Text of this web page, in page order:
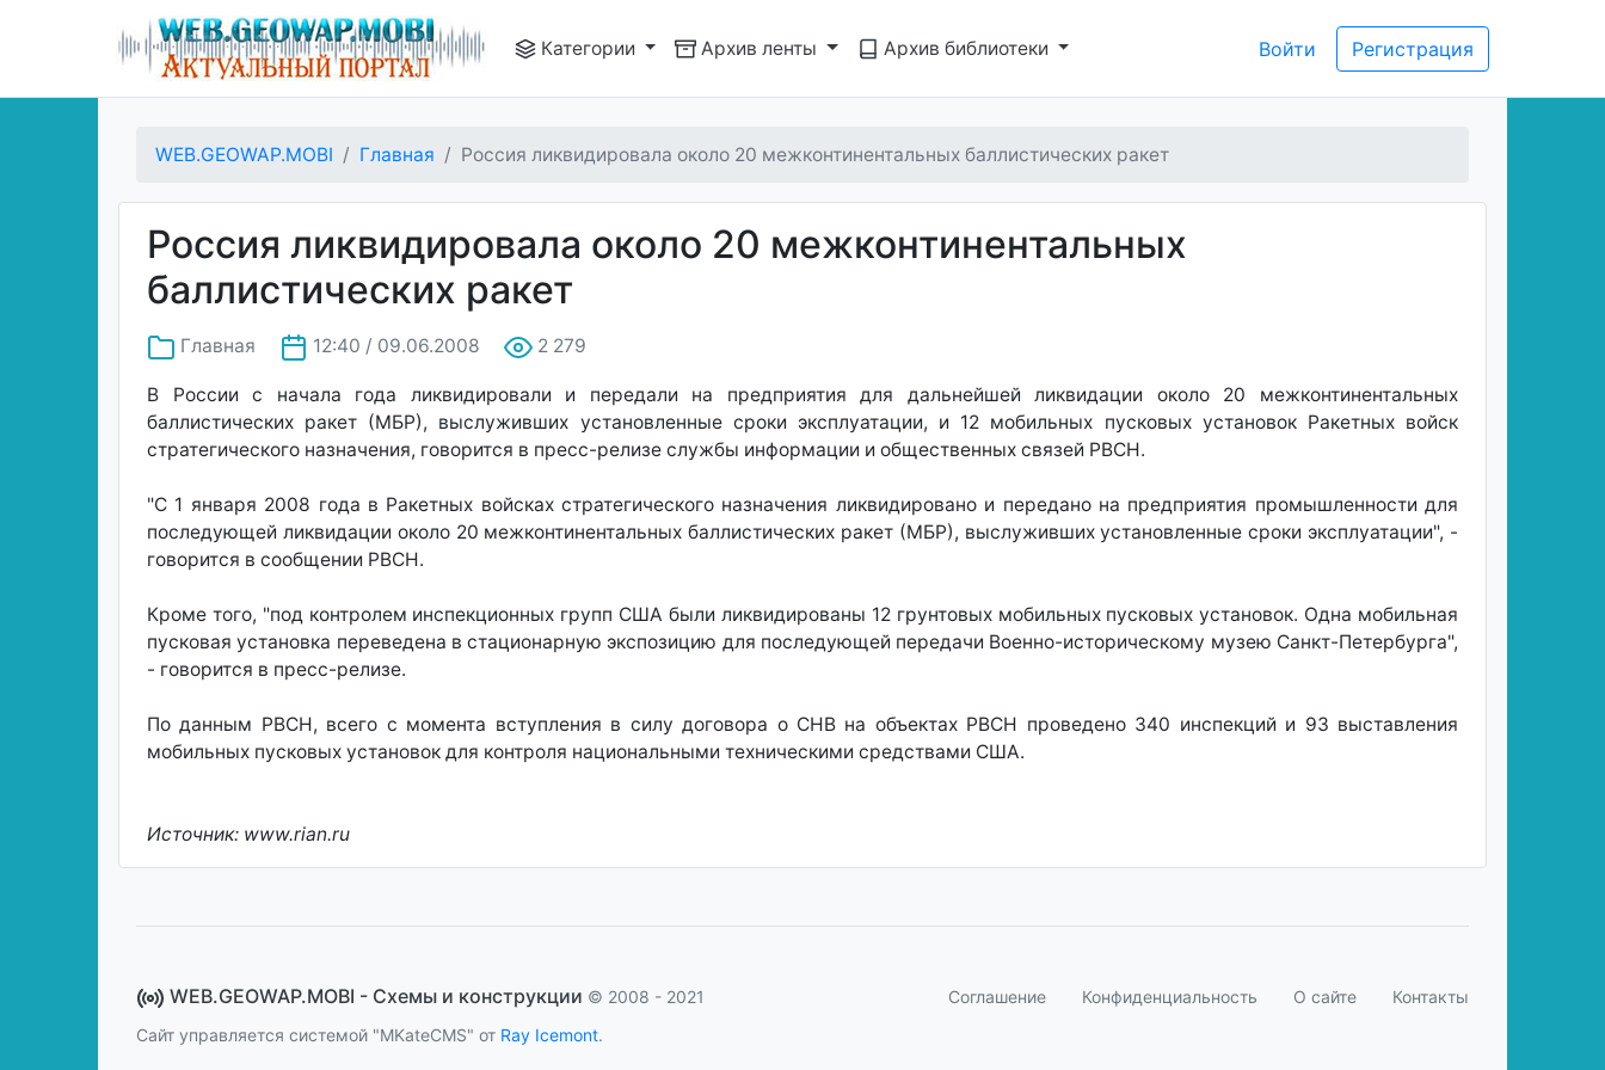
Категории Архив ленты Архив библиотеки Войти Регистрация
WEB.GEOWAP.MOBI Главная Россия ликвидировала около 20 межконтинентальных баллистических ракет
Россия ликвидировала около 20 межконтинентальных
баллистических ракет
Главная 12:40 / 09.06.2008 2 279
В России с начала года ликвидировали и передали на предприятия для дальнейшей ликвидации около 20 межконтинентальных
баллистических ракет (МБР), выслуживших установленные сроки эксплуатации, и 12 мобильных пусковых установок Ракетных войск
стратегического назначения, говорится в пресс-релизе службы информации и общественных связей РВСН.
"С 1 января 2008 года в Ракетных войсках стратегического назначения ликвидировано и передано на предприятия промышленности для
последующей ликвидации около 20 межконтинентальных баллистических ракет (МБР), выслуживших установленные сроки эксплуатации", -
говорится в сообщении РВСН.
Кроме того, "под контролем инспекционных групп США были ликвидированы 12 грунтовых мобильных пусковых установок. Одна мобильная
пусковая установка переведена в стационарную экспозицию для последующей передачи Военно-историческому музею Санкт-Петербурга",
- говорится в пресс-релизе.
По данным РВСН, всего с момента вступления в силу договора о СНВ на объектах РВСН проведено 340 инспекций и 93 выставления
мобильных пусковых установок для контроля национальными техническими средствами США.
Источник: www.rian.ru
WEB.GEOWAP.MOBI - Cхемы и конструкции © 2008 - 2021
Сайт управляется системой "MKateCMS" от Ray Icemont.
Соглашение Конфиденциальность О сайте Контакты